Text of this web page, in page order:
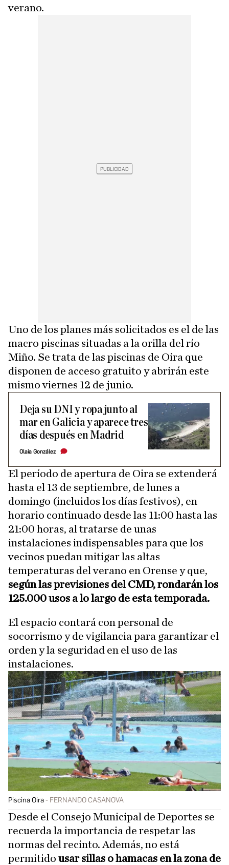
verano.
Uno de los planes más solicitados es el de las
macro piscinas situadas a la orilla del río
Miño. Se trata de las piscinas de Oira que
disponen de acceso gratuito y abrirán este
mismo viernes 12 de junio.
Deja su DNI y ropa junto al
mar en Galicia y aparece tres
días después en Madrid
Olaia González
El período de apertura de Oira se extenderá
hasta el 13 de septiembre, de lunes a
domingo (incluidos los días festivos), en
horario continuado desde las 11:00 hasta las
21:00 horas, al tratarse de unas
instalaciones indispensables para que los
vecinos puedan mitigar las altas
temperaturas del verano en Orense y que,
según las previsiones del CMD, rondarán los
125.000 usos a lo largo de esta temporada.
El espacio contará con personal de
socorrismo y de vigilancia para garantizar el
orden y la seguridad en el uso de las
instalaciones.
Piscina Oira FERNANDO CASANOVA
Desde el Consejo Municipal de Deportes se
recuerda la importancia de respetar las
normas del recinto. Además, no está
permitido usar sillas o hamacas en la zona de